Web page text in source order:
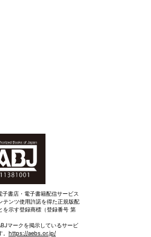
書店・電子書籍配信サービス
テンツ使用許諾を得た正規版配
を示す登録商標（登録番号 第
マークを掲示しているサービ
https://aebs.or.jp/